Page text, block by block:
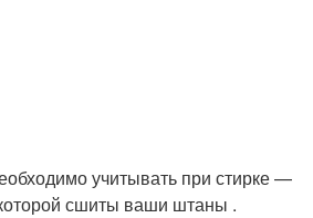
учитывать при стирке —
сшиты ваши штаны .